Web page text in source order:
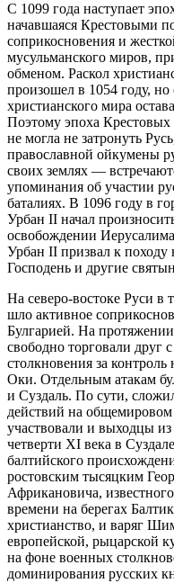
С 1099 года наступает
начавшаяся Крестовыми
соприкосновения и
мусульманского миров,
обменом. Раскол
произошел в 1054 году,
христианского мира
Поэтому эпоха Крестовых
не могла не затронуть
православной ойкумены
своих землях —
упоминания об участии
баталиях. В 1096 году в
Урбан II начал
освобождении
Урбан II призвал к походу
Господень и другие
На северо-востоке Руси в
шло активное
Булгарией. На
свободно торговали друг
столкновения за
Оки. Отдельным атакам
и Суздаль. По сути,
действий на
участвовали и выходцы
четверти XI века в
балтийского
ростовским тысяцким
Африкановича,
времени на берегах
христианство, и варяг
европейской, рыцарской
на фоне военных
доминирования русских